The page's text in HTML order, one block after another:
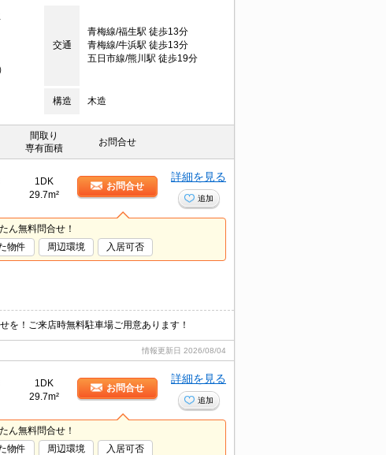
交通
青梅線/福生駅 徒歩13分
青梅線/牛浜駅 徒歩13分
五日市線/熊川駅 徒歩19分
構造 木造
間取り
専有面積
お問合せ
1DK
29.7m²
お問合せ
詳細を見る
追加
ん無料問合せ！
物件 周辺環境 入居可否
を！ご来店時無料駐車場ご用意あります！
情報更新日 2026/08/04
1DK
29.7m²
お問合せ
詳細を見る
追加
ん無料問合せ！
物件 周辺環境 入居可否